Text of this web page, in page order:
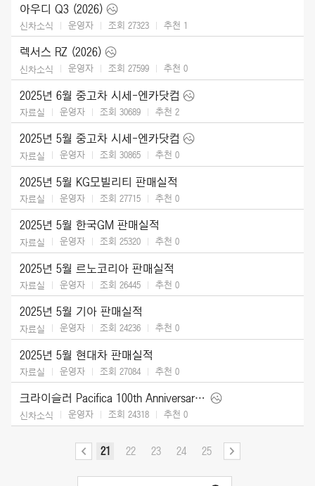
아우디 Q3 (2026)
신차소식 운영자 조회 27323 추천 1
렉서스 RZ (2026)
신차소식 운영자 조회 27599 추천 0
2025년 6월 중고차 시세-엔카닷컴
자료실 운영자 조회 30689 추천 2
2025년 5월 중고차 시세-엔카닷컴
자료실 운영자 조회 30865 추천 0
2025년 5월 KG모빌리티 판매실적
자료실 운영자 조회 27715 추천 0
2025년 5월 한국GM 판매실적
자료실 운영자 조회 25320 추천 0
2025년 5월 르노코리아 판매실적
자료실 운영자 조회 26445 추천 0
2025년 5월 기아 판매실적
자료실 운영자 조회 24236 추천 0
2025년 5월 현대차 판매실적
자료실 운영자 조회 27084 추천 0
크라이슬러 Pacifica 100th Anniversary Edition (2026)
신차소식 운영자 조회 24318 추천 0
21 22 23 24 25